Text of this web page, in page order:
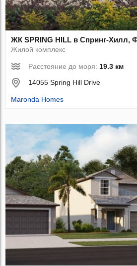
ЖК SPRING HILL в Спринг-Хилл,
Жилой комплекс
Расстояние до моря: 19.3 км
14055 Spring Hill Drive
Maronda Homes